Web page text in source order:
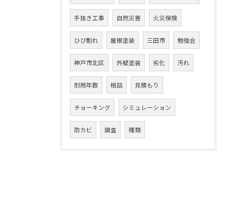
手抜き工事 自然災害 火災保険
ひび割れ 屋根塗装 三田市 勉強会
神戸市北区 外壁塗装 劣化 汚れ
耐用年数 相談 見積もり
チョーキング シミュレーション
防カビ 調査 種類